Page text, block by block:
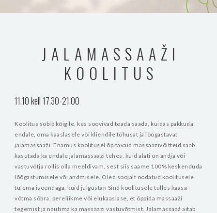
JALAMASSAAŽI
KOOLITUS
11.10 kell 17.30-21.00
Koolitus sobib kõigile, kes soovivad teada saada, kuidas pakkuda
endale, oma kaaslasele või kliendile tõhusat ja lõõgastavat
jalamassaaži. Enamus koolitusel õpitavaid massaazivõitteid saab
kasutada ka endale jalamassaazi tehes, kuid alati on andja või
vastuvõtja rollis olla meeldivam, sest siis saame 100% keskenduda
lõõgastumisele või andmisele. Oled soojalt oodatud koolitusele
tulema iseendaga, kuid julgustan Sind koolitusele tulles kaasa
võtma sõbra, pereliikme või elukaaslase, et õppida massaaži
tegemist ja nautima ka massaazi vastuvõtmist. Jalamassaaž aitab